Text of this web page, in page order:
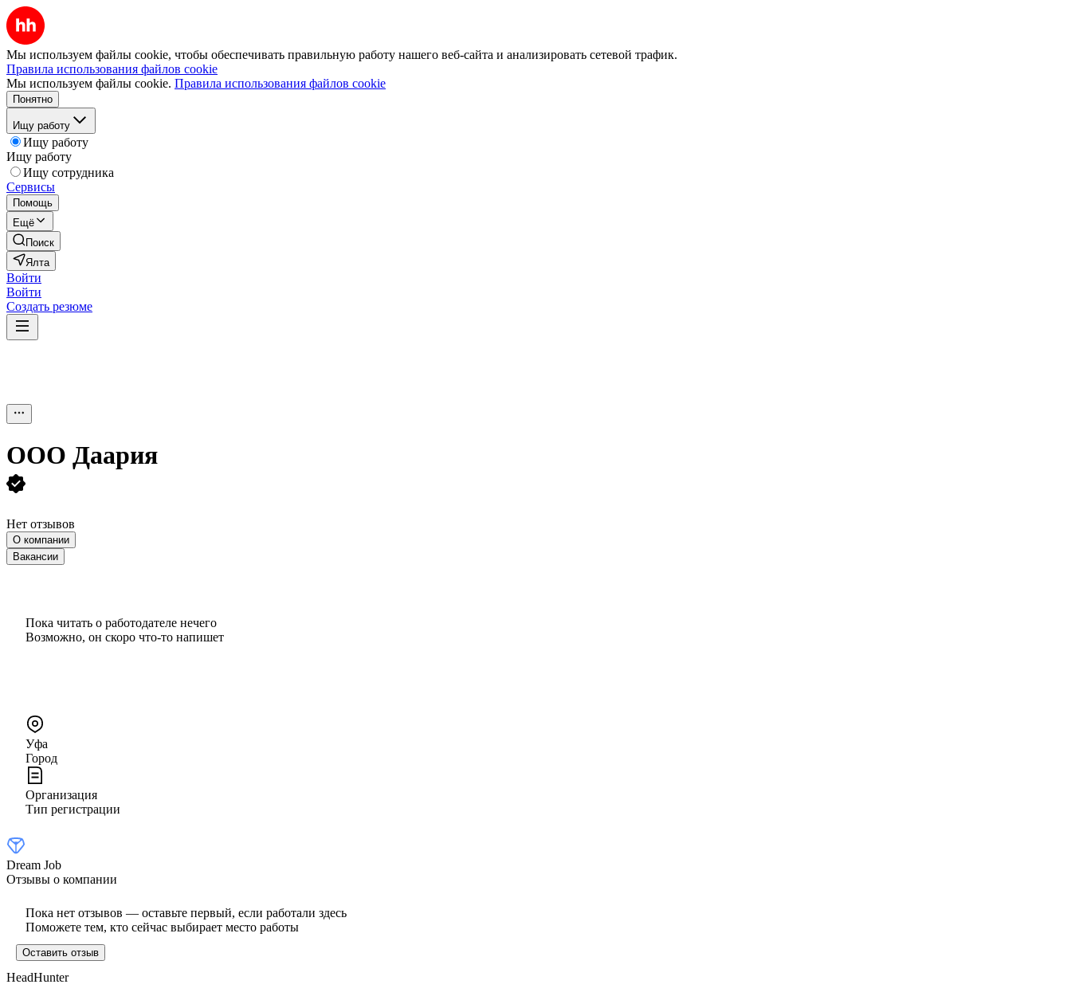
Мы используем файлы cookie, чтобы обеспечивать правильную работу нашего веб-сайта и анализировать сетевой трафик.
Правила использования файлов cookie
Мы используем файлы cookie. Правила использования файлов cookie
Понятно
Ищу работу
Ищу работу
Ищу работу
Ищу сотрудника
Сервисы
Помощь
Ещё
Поиск
Ялта
Войти
Войти
Создать резюме
ООО Даария
Нет отзывов
О компании
Вакансии
Пока читать о работодателе нечего
Возможно, он скоро что‑то напишет
Уфа
Город
Организация
Тип регистрации
Dream Job
Отзывы о компании
Пока нет отзывов — оставьте первый, если работали здесь
Поможете тем, кто сейчас выбирает место работы
Оставить отзыв
HeadHunter